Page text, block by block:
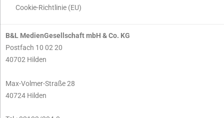
Cookie-Richtlinie (EU)
B&L MedienGesellschaft mbH & Co. KG
Postfach 10 02 20
40702 Hilden
Max-Volmer-Straße 28
40724 Hilden